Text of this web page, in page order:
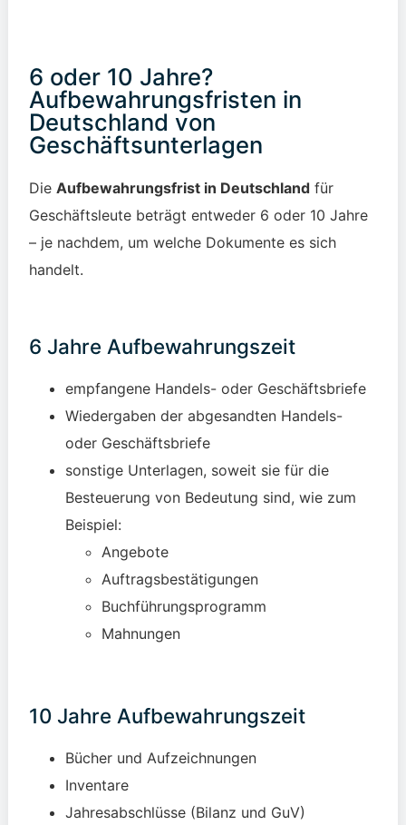
6 oder 10 Jahre?
Aufbewahrungsfristen in
Deutschland von
Geschäftsunterlagen
Die Aufbewahrungsfrist in Deutschlandfür
Geschäftsleute beträgt entweder 6 oder 10 Jahre
– je nachdem, um welche Dokumente es sich
handelt.
6 Jahre Aufbewahrungszeit
empfangene Handels- oder Geschäftsbriefe
Wiedergaben der abgesandten Handels-
oder Geschäftsbriefe
sonstige Unterlagen, soweit sie für die
Besteuerung von Bedeutung sind, wie zum
Beispiel:
Angebote
Auftragsbestätigungen
Buchführungsprogramm
Mahnungen
10 Jahre Aufbewahrungszeit
Bücher und Aufzeichnungen
Inventare
Jahresabschlüsse (Bilanz und GuV)